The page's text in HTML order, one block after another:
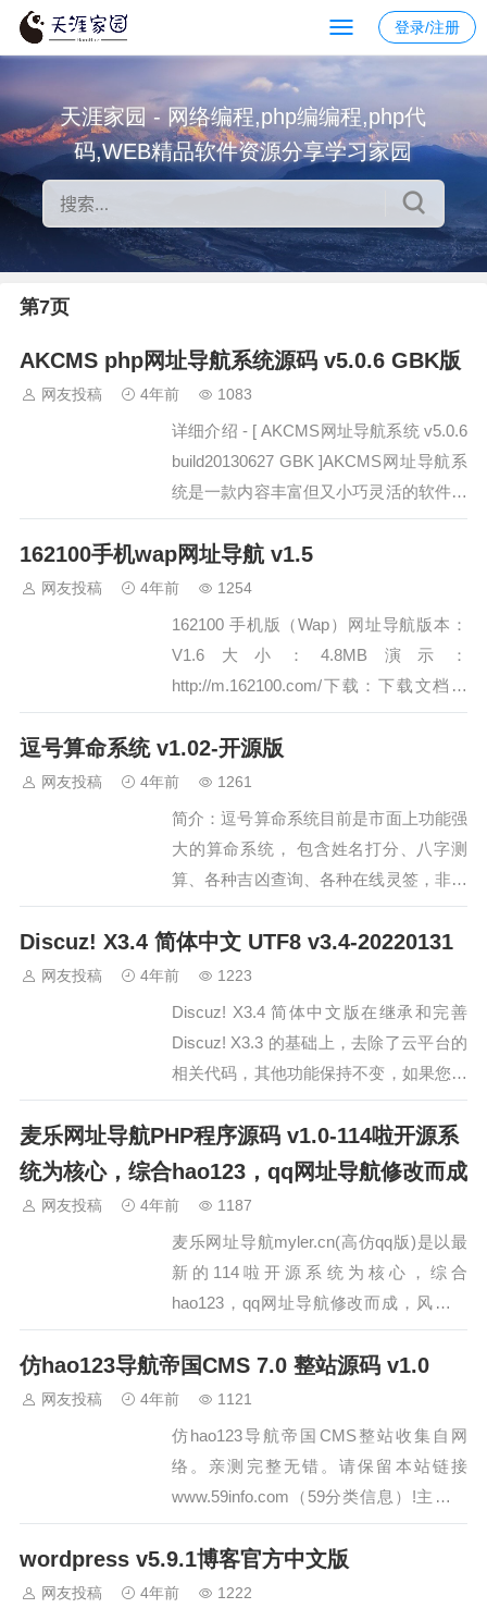
登录/注册
天涯家园 - 网络编程,php编编程,php代
码,WEB精品软件资源分享学习家园
第7页
AKCMS php网址导航系统源码 v5.0.6 GBK版
网友投稿 4年前 1083
详细介绍 - [ AKCMS网址导航系统 v5.0.6
build20130627 GBK ]AKCMS网址导航系
统是一款内容丰富但又小巧灵活的软件，
AKCMS网址导航系统基于AKCMS底层
核心，运行速度快，安全可靠。AKCMS
网址导航系统收录的网址将近10000条，
囊括了生活服务休闲娱乐等方面的网…
162100手机wap网址导航 v1.5
网友投稿 4年前 1254
162100 手机版（Wap）网址导航版本：
V1.6大小：4.8MB演示：
http://m.162100.com/下载：下载文档：
帮助文档官方最新版本：1.6s 简介： 1.6
版说明修正天气错误，更换了经常瘫痪的
新浪天气，并增加了天气源。其它代码的
优化完善。1.5版说明修正了采集…
逗号算命系统 v1.02-开源版
网友投稿 4年前 1261
简介：逗号算命系统目前是市面上功能强
大的算命系统， 包含姓名打分、八字测
算、各种吉凶查询、各种在线灵签，非采
集文章， 而是纯功能性内容，真正的测
算系统，用户回头率高，网站PV访问量
大概是IP的5倍之多。逗号算命系统变现
速度超级快，付费转化率相当高，只要做
过算命网站的都知道，日IP一万，月收入
至少1万…
Discuz! X3.4 简体中文 UTF8 v3.4-20220131
网友投稿 4年前 1223
Discuz! X3.4 简体中文版在继承和完善
Discuz! X3.3 的基础上，去除了云平台的
相关代码，其他功能保持不变，如果您的
论坛不需要云平台可以选择安装或更新到
此版本。Discuz! X3.4 主要更新功能为：
1、完善视频解析播放2、HTTPS兼容性
优化3、修复各类已知BUG和漏洞Dis…
麦乐网址导航PHP程序源码 v1.0-114啦开源系
统为核心，综合hao123，qq网址导航修改而成
网友投稿 4年前 1187
麦乐网址导航myler.cn(高仿qq版)是以最
新的114啦开源系统为核心，综合
hao123，qq网址导航修改而成，风格清
爽大方，简单实用! 麦乐导航首页：1、修
改了天气预报部分，由以前的小图标变为
大图标，实用大方;2、修改了邮箱登录部
分，样式和qq导航的一样，但是有个问题
登录的时候 1…
仿hao123导航帝国CMS 7.0 整站源码 v1.0
网友投稿 4年前 1121
仿hao123导航帝国CMS整站收集自网
络。亲测完整无错。请保留本站链接
www.59info.com（59分类信息）!主要功
能介绍：1. 网友添加网址；网友在未登陆
系统可以本地设置添加自定义网址，
Cookie 记录。方便使用。网页登陆系统
wordpress v5.9.1博客官方中文版
网友投稿 4年前 1222